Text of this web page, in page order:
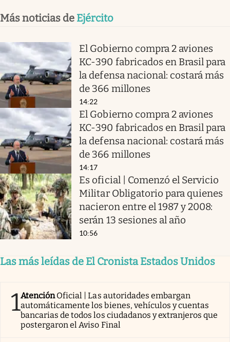
Más noticias de Ejército
El Gobierno compra 2 aviones
KC-390 fabricados en Brasil para
la defensa nacional: costará más
de 366 millones
14:22
El Gobierno compra 2 aviones
KC-390 fabricados en Brasil para
la defensa nacional: costará más
de 366 millones
14:17
Es oficial | Comenzó el Servicio
Militar Obligatorio para quienes
nacieron entre el 1987 y 2008:
serán 13 sesiones al año
10:56
Las más leídas de El Cronista Estados Unidos
1AtenciónOficial | Las autoridades embargan
automáticamente los bienes, vehículos y cuentas
bancarias de todos los ciudadanos y extranjeros que
postergaron el Aviso Final